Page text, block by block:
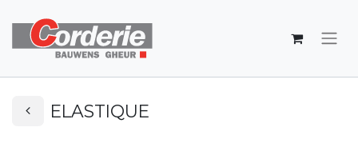
ELASTIQUE